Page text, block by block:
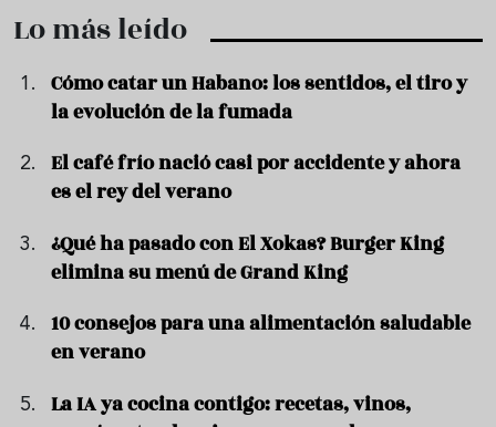
Lo más leído
Cómo catar un Habano: los sentidos, el tiro y
la evolución de la fumada
El café frío nació casi por accidente y ahora
es el rey del verano
¿Qué ha pasado con El Xokas? Burger King
elimina su menú de Grand King
10 consejos para una alimentación saludable
en verano
La IA ya cocina contigo: recetas, vinos,